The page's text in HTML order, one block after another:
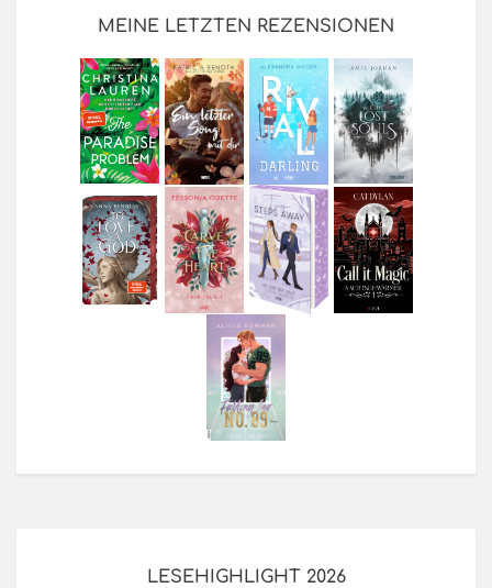
MEINE LETZTEN REZENSIONEN
LESEHIGHLIGHT 2026